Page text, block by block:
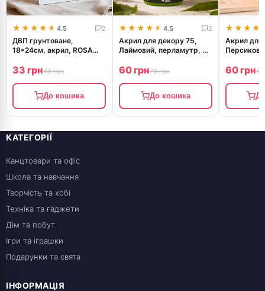
★★★★★
★★★★★ 4.5 2
ДВП грунтоване,
18*24см, акрил, ROSA
33 грн40 грн
До кошика
★★★★★
★★★★★ 4.5 2
Акрил для декору 75,
Лаймовий, перламутр, 20
60 грн70 грн
До кошика
Акрил для
60 грн60
КАТЕГОРІЇ
Канцтовари та офіс
Школа та навчання
Творчість та хобі
Техніка та гаджети
Дім та побут
Ігри та іграшки
Подарунки та свята
ІНФОРМАЦІЯ